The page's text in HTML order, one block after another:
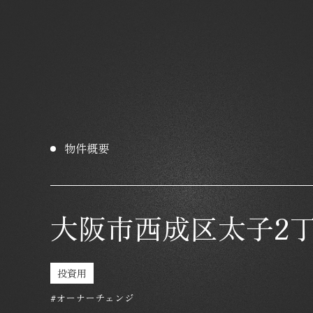
物件概要
大阪市西成区太子2
投資用
#オーナーチェンジ